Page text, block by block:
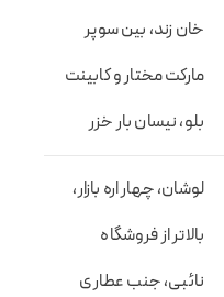
خان زند، بین سوپر
مارکت مختار و کابینت
بلو، نیسان بار خزر
لوشان، چهار اره بازار،
بالاتر از فروشگاه
نائبی، جنب عطاری